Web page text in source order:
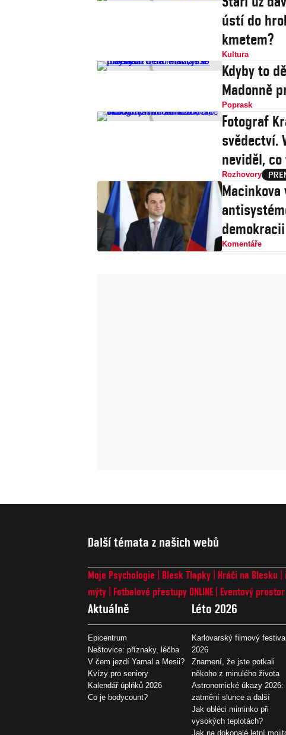
ústí do
kmetem?
Kultura
Kdyby to
Madonně
Poprask
Fotograf
svědectví.
neviděl,
Rozhovory
demokracii
Komentáře
Další témata z našich webů
Moje Psychologie Blesk Tlapky Hráči na Blesku
mýty
Fotbalové přestupy ONLINE Eventový
Aktuálně
Epicentrum
Neštovice: příznaky, léčba
V čem jezdí Yamal a Mesii?
Kvízy pro seniory
Kalendář úplňků 2026
Co je bodycount?
Léto 2026
Karlovarský filmový festival
2026
Znamení, že jste potkali
někoho z minulého života
Astronomické úkazy 2026:
zatmění slunce a další
Jak obléci miminko při
vysokých teplotách?
Jak na dokonalé letní